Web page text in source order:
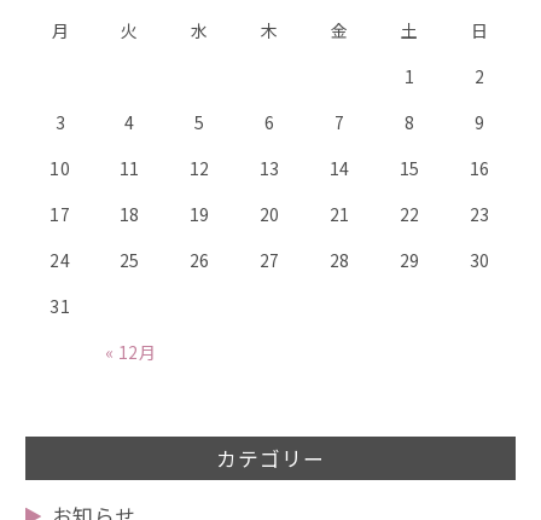
月
火 水 木 金 土 日
« 12月
1
2
3
4 5 6 7 8
9
10
11 12 13 14 15
16
17
18 19 20 21 22
23
24
25 26 27 28 29
30
31
カテゴリー